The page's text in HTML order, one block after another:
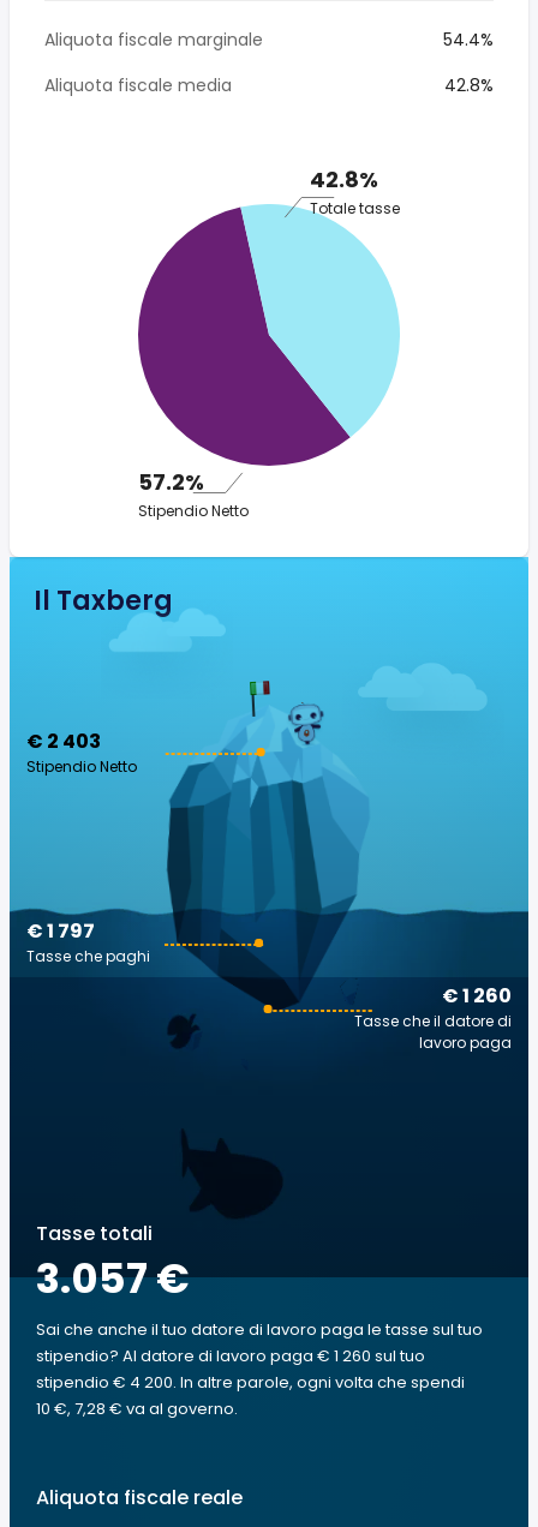
Aliquota fiscale marginale
54.4%
Aliquota fiscale media
42.8%
42.8%
Totale tasse
57.2%
Stipendio Netto
Il Taxberg
€ 2 403
Stipendio Netto
€ 1 260
Tasse che il datore di
lavoro paga
€ 1 797
Tasse che paghi
Tasse totali
3.057 €
Sai che anche il tuo datore di lavoro paga le tasse sul tuo
stipendio? Al datore di lavoro paga € 1 260 sul tuo
stipendio € 4 200. In altre parole, ogni volta che spendi
10 €, 7,28 € va al governo.
Aliquota fiscale reale